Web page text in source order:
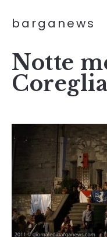
barganews
Notte
Coreglia